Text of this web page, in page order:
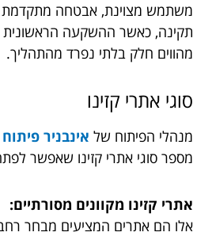
משתמש מצוינת, אבטחה מתקדמת
תקינה, כאשר ההשקעה הראשונית
מהווים חלק בלתי נפרד מהתהליך.
סוגי אתרי קזינו
מנהלי הפיתוח של אינבניר
מספר סוגי אתרי קזינו שאפשר
אתרי קזינו מקוונים מסורתיים:
אלו הם אתרים המציעים מבחר